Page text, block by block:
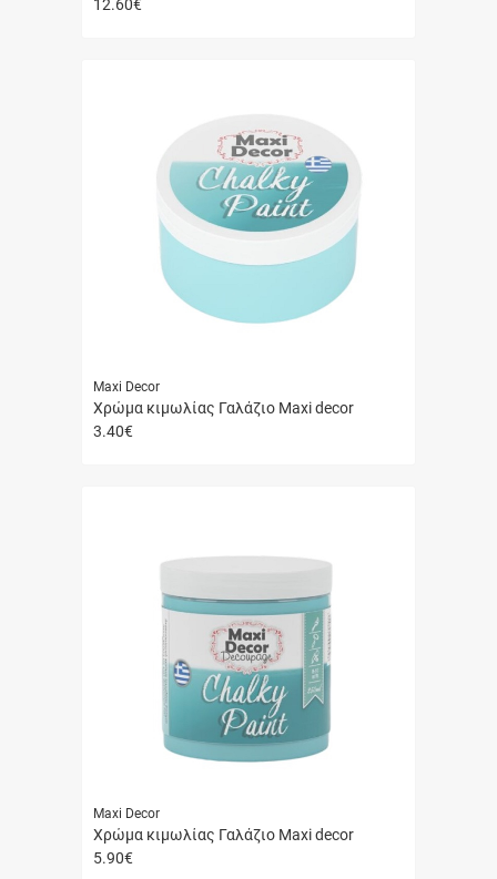
12.60€
Maxi Decor
Χρώμα κιμωλίας Γαλάζιο Maxi decor
3.40€
Maxi Decor
Χρώμα κιμωλίας Γαλάζιο Maxi decor
5.90€